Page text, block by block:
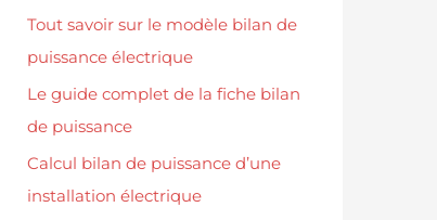
Tout savoir sur le modèle bilan de
puissance électrique
Le guide complet de la fiche bilan
de puissance
Calcul bilan de puissance d’une
installation électrique